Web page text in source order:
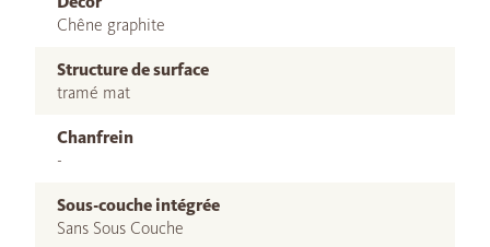
Chêne graphite
Structure de surface
tramé mat
Chanfrein
-
Sous-couche intégrée
Sans Sous Couche